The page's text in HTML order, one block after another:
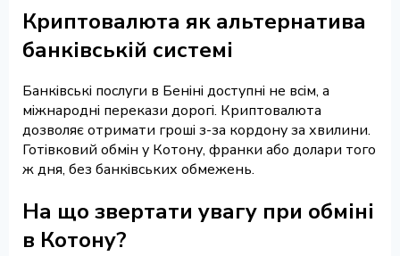
Криптовалюта як альтернатива
банківській системі
Банківські послуги в Беніні доступні не всім, а
міжнародні перекази дорогі. Криптовалюта
дозволяє отримати гроші з-за кордону за хвилини.
Готівковий обмін у Котону, франки або долари того
ж дня, без банківських обмежень.
На що звертати увагу при обміні
в Котону?